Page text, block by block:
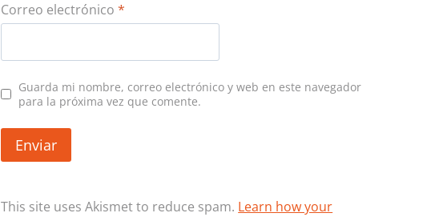
Correo electrónico*
Guarda mi nombre, correo electrónico y web en este navegador
para la próxima vez que comente.
This site uses Akismet to reduce spam. Learn how your